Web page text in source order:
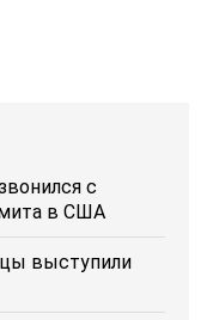
с
в США
выступили